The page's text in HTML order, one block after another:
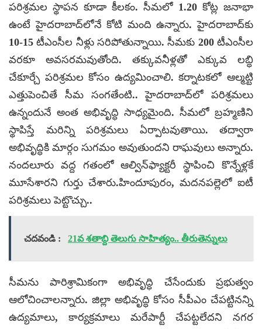
పరిశ్రమల స్థాపన కూడా కీలకం. సీమలో 1.20 కోట్ల జనాభా
ఉంటే హైదరాబాద్‌లోనే కోటి మంది ఉన్నారు. హైదరాబాద్‌కు
10-15 టీఎంసీల నీళ్లు సరిపోతున్నాయి. సీమకు 200 టీఎంసీల
వరకూ అవసరమవుతోంది. తక్కువనీళ్లతో ఎక్కువ లబ్ధి
చేకూర్చే పరిశ్రమల కోసం ఉద్యమించాలి. కర్నాటకలో ఆల్మట్టి
ఎత్తుపెంచితే సీమ సంగతేంటి.. హైదరాబాద్‌లో పరిశ్రమలు
ఉన్నందునే అంత అభివృద్ధి సాధ్యమైంది. సీమలో బ్రహ్మణిని
స్థాపిస్తే మరిన్ని పరిశ్రమలు ఏర్పాటవుతాయి. తద్వారా
అభివృద్ధికి మార్గం సుగమం అవుతుందని రాఘవులు అన్నారు.
నందలూరు వద్ద గతంలో ఆల్విన్‌ఫ్యాక్టరీ స్థాపించి కొన్నేళ్లకే
మూసేశారని గుర్తు చేశారు.హిందూపురం, మదనపల్లెలో ఐటీ
పరిశ్రమలు పెట్టొచ్చు..
చదవండి : 21వ శతాబ్ది తెలుగు సాహిత్యం.. తీరుతెన్నులు
సీమను పారిశ్రామికంగా అభివృద్ధి చేసేందుకు ప్రభుత్వం
ఆలోచించాలన్నారు. జిల్లా అభివృద్ధి కోసం సీపీఎం చేపట్టినన్ని
ఉద్యమాలు, కార్యక్రమాలు మరేపార్టీ చేపట్టలేదని నగర